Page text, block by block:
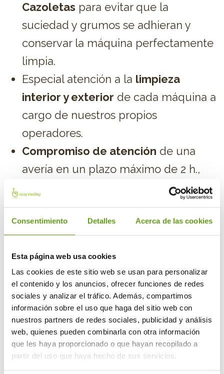
Consentimiento Detalles Acerca de las cookies
Esta página web usa cookies
Las cookies de este sitio web se usan para personalizar
el contenido y los anuncios, ofrecer funciones de redes
sociales y analizar el tráfico. Además, compartimos
información sobre el uso que haga del sitio web con
nuestros partners de redes sociales, publicidad y análisis
web, quienes pueden combinarla con otra información
que les haya proporcionado o que hayan recopilado a
partir del uso que haya hecho de sus servicios.
Cazoletas para evitar que la
suciedad y grumos se adhieran y
conservar la máquina perfectamente
limpia.
Especial atención a la limpieza
interior y exterior de cada máquina a
cargo de nuestros propios
operadores.
Compromiso de atención de una
avería en un plazo máximo de 2 h.,
incidencias para cada cliente.
Call Center 24 h.para atender
y resolverlas en el menor tiempo
posible que recibamos a través del
teléfono, del mail y del servicio de
whatsapp.
Seguro de responsabilidad civilante
posibles daños y perjuicios que
puedan derivarse de la máquina y/o